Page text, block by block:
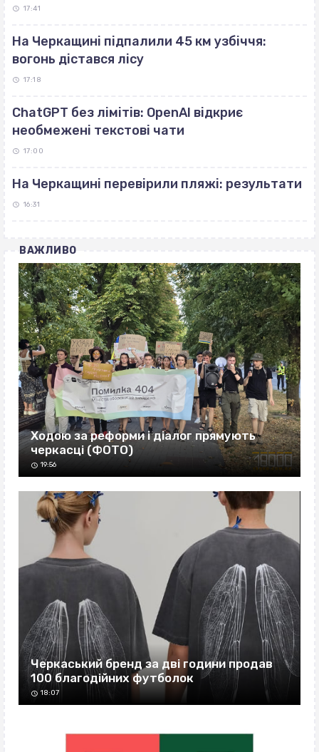
17:41
На Черкащині підпалили 45 км узбіччя:
вогонь дістався лісу
17:18
ChatGPT без лімітів: OpenAI відкриє
необмежені текстові чати
17:00
На Черкащині перевірили пляжі: результати
16:31
ВАЖЛИВО
Ходою за реформи і діалог прямують
черкасці (ФОТО)
19:56
Черкаський бренд за дві години продав
100 благодійних футболок
18:07